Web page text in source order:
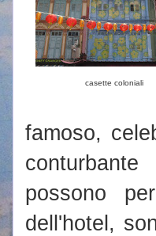
casette coloniali
famoso,
possono
dell'hotel,